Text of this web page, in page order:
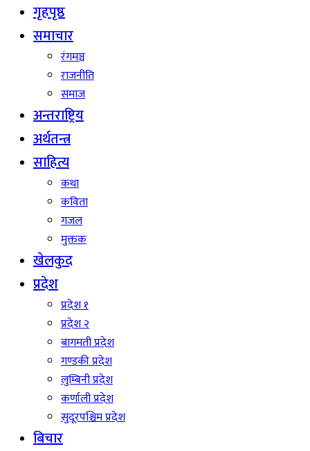
गृहपृष्ठ
समाचार
रंगमञ्च
राजनीति
समाज
अन्तराष्ट्रिय
अर्थतन्त्र
साहित्य
कथा
कविता
गजल
मुक्तक
खेलकुद
प्रदेश
प्रदेश १
प्रदेश २
बागमती प्रदेश
गण्डकी प्रदेश
लुम्बिनी प्रदेश
कर्णाली प्रदेश
सुदूरपश्चिम प्रदेश
बिचार